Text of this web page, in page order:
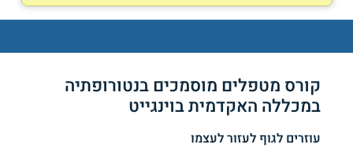
קורס מטפלים מוסמכים בנטורופתיה
במכללה האקדמית בוינגייט
עוזרים לגוף לעזור לעצמו